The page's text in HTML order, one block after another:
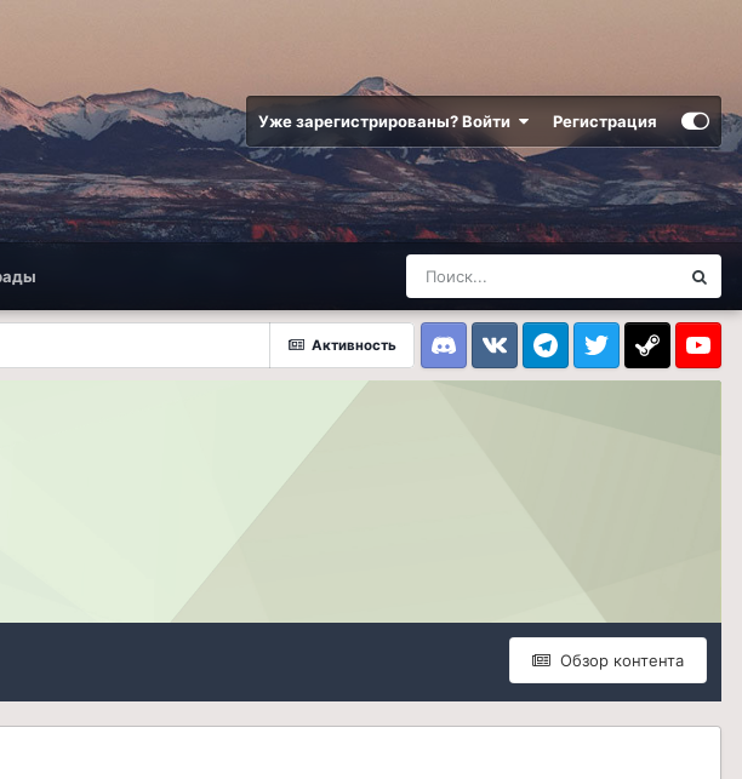
Уже зарегистрированы? Войти Регистрация
Активность
DiscordVK TelegramTwitter Steam
Обзор контента